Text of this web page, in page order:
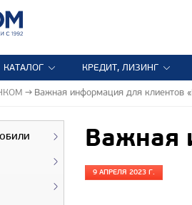
КАТАЛОГ КРЕДИТ, ЛИЗИНГ
Важная информация для
Важная
9 АПРЕЛЯ 2023 Г.